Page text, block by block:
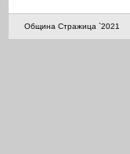
Община Стражица `2021